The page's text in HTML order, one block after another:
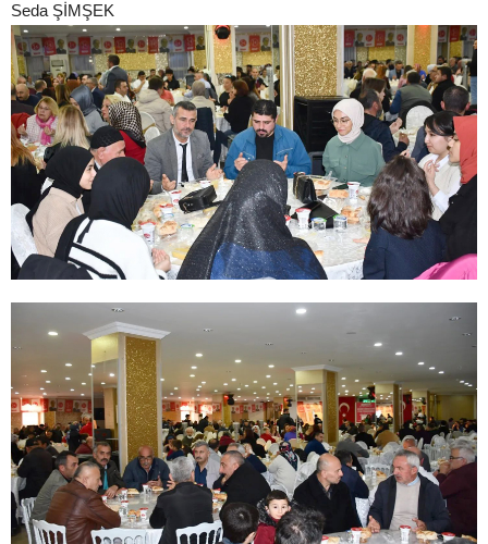
Seda ŞİMŞEK